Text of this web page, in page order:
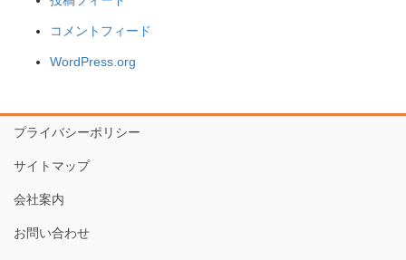
コメントフィード
WordPress.org
プライバシーポリシー
サイトマップ
会社案内
お問い合わせ